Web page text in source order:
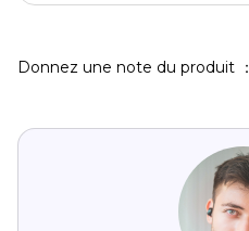
Donnez une note du produit ：